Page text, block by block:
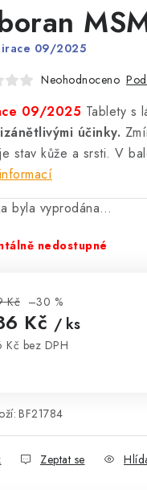
09/2025
Neohodnoceno
09/2025 Tablety s
účinky.
stav kůže a srsti. V
byla vyprodána…
nedostupné
Kč –30 %
Kč / ks
Kč bez DPH
BF21784
Zeptat se